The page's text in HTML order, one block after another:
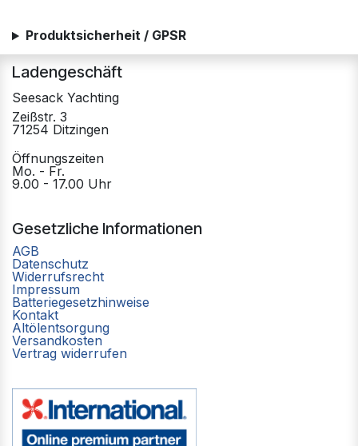
Produktsicherheit / GPSR
Ladengeschäft
Seesack Yachting
Zeißstr. 3
71254 Ditzingen
Öffnungszeiten
Mo. - Fr.
9.00 - 17.00 Uhr
Gesetzliche Informationen
AGB
Datenschutz
Widerrufsrecht
Impressum
Batteriegesetzhinweise
Kontakt
Altölentsorgung
Versandkosten
Vertrag widerrufen